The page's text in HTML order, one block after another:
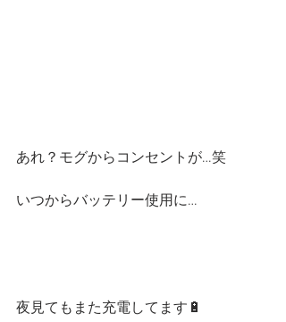
あれ？モグからコンセントが…笑
いつからバッテリー使用に…
夜見てもまた充電してます🔋